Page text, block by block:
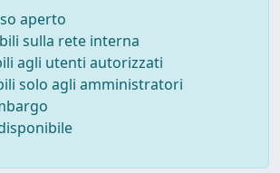
aperto
sulla rete interna
agli utenti autorizzati
solo agli amministratori